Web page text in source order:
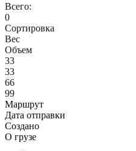
Всего:
0
Сортировка
Вес
Объем
33
33
66
99
Маршрут
Дата отправки
Создано
О грузе